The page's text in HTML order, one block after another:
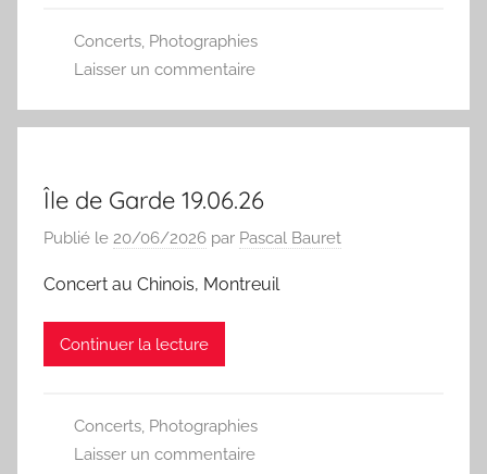
Concerts, Photographies
Laisser un commentaire
Île de Garde 19.06.26
Publié le 20/06/2026 par Pascal Bauret
Concert au Chinois, Montreuil
Continuer la lecture
Concerts, Photographies
Laisser un commentaire